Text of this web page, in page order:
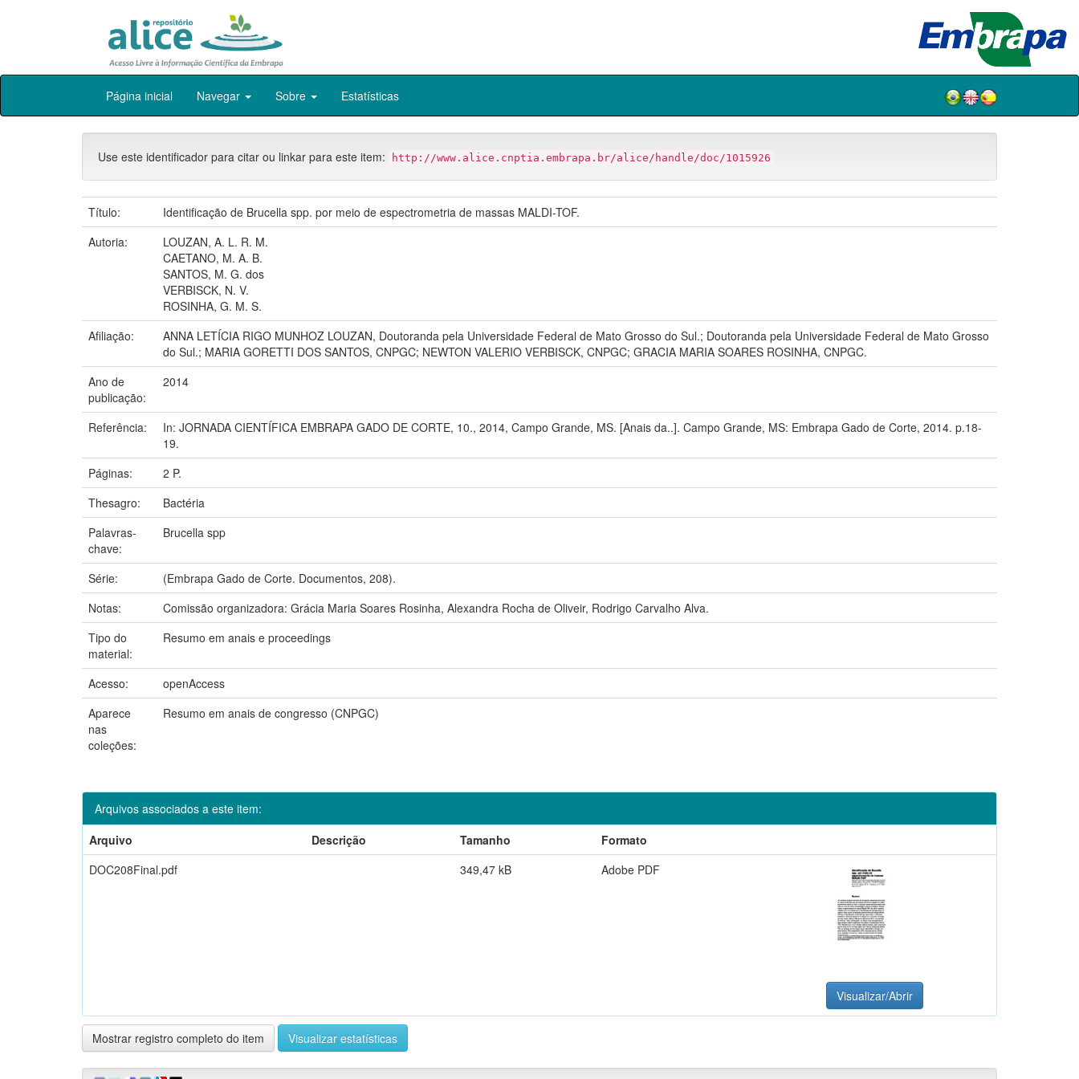
Skip
Página inicial Navegar Sobre Estatísticas
Use este identificador para citar ou linkar para este item: http://www.alice.cnptia.embrapa.br/alice/handle/doc/1015926
Título:
Identificação de Brucella spp. por meio de espectrometria de massas MALDI-TOF.
Autoria:
LOUZAN, A. L. R. M.
CAETANO, M. A. B.
SANTOS, M. G. dos
VERBISCK, N. V.
ROSINHA, G. M. S.
Afiliação:
ANNA LETÍCIA RIGO MUNHOZ LOUZAN, Doutoranda pela Universidade Federal de Mato Grosso do Sul.; Doutoranda pela Universidade Federal de Mato Grosso
do Sul.; MARIA GORETTI DOS SANTOS, CNPGC; NEWTON VALERIO VERBISCK, CNPGC; GRACIA MARIA SOARES ROSINHA, CNPGC.
Ano de
publicação:
2014
Referência:
In: JORNADA CIENTÍFICA EMBRAPA GADO DE CORTE, 10., 2014, Campo Grande, MS. [Anais da..]. Campo Grande, MS: Embrapa Gado de Corte, 2014. p.18-
19.
Páginas:
2 P.
Thesagro:
Bactéria
Palavras-
chave:
Brucella spp
Série:
(Embrapa Gado de Corte. Documentos, 208).
Notas:
Comissão organizadora: Grácia Maria Soares Rosinha, Alexandra Rocha de Oliveir, Rodrigo Carvalho Alva.
Tipo do
material:
Resumo em anais e proceedings
Acesso:
openAccess
Aparece
nas
coleções:
Resumo em anais de congresso (CNPGC)
Arquivos associados a este item:
Arquivo
Descrição Tamanho
Formato
DOC208Final.pdf
349,47 kB Adobe PDF
Visualizar/Abrir
Mostrar registro completo do item Visualizar estatísticas